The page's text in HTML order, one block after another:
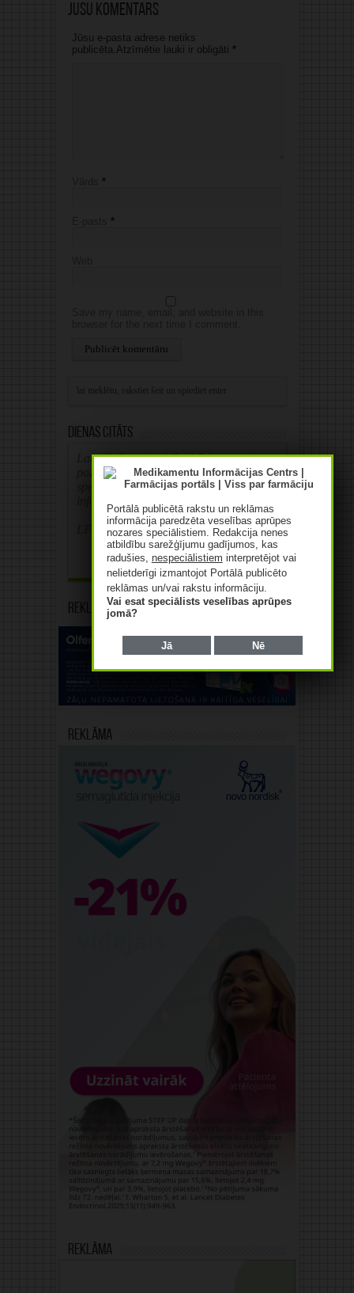
Jūsu komentārs
Jūsu e-pasta adrese netiks
publicēta.Atzīmētie lauki ir obligāti *
*
*
Dienas citāts
Latvijā jāstiprina klīniskā farmaceita
pozīcijas slimnīcā un veselības aprūpes
speciālistu komandā, kā arī jāuzlabo
LFB prezidente Zane Melberga
Reklāma
Reklāma
Reklāma
Portālā publicētā rakstu un reklāmas
informācija paredzēta veselības aprūpes
nozares speciālistiem. Redakcija nenes
atbildību sarežģījumu gadījumos, kas
radušies, nespeciālistiem interpretējot vai
nelietderīgi izmantojot Portālā publicēto
reklāmas un/vai rakstu informāciju.
Vai esat speciālists veselības aprūpes
jomā?
Jā Nē